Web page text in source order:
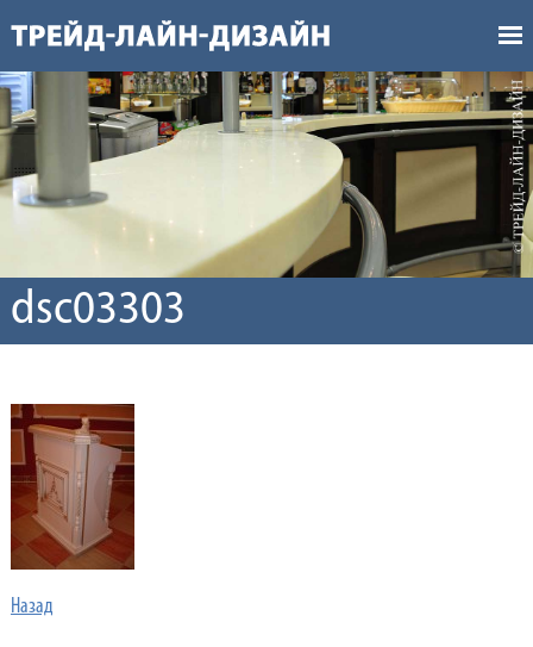
dsc03303
Назад